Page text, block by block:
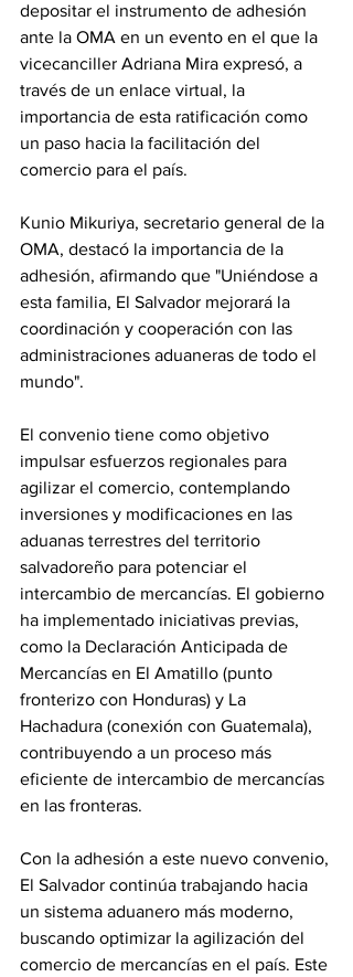
depositar el instrumento de adhesión
ante la OMA en un evento en el que la
vicecanciller Adriana Mira expresó, a
través de un enlace virtual, la
importancia de esta ratificación como
un paso hacia la facilitación del
comercio para el país.
Kunio Mikuriya, secretario general de la
OMA, destacó la importancia de la
adhesión, afirmando que "Uniéndose a
esta familia, El Salvador mejorará la
coordinación y cooperación con las
administraciones aduaneras de todo el
mundo".
El convenio tiene como objetivo
impulsar esfuerzos regionales para
agilizar el comercio, contemplando
inversiones y modificaciones en las
aduanas terrestres del territorio
salvadoreño para potenciar el
intercambio de mercancías. El gobierno
ha implementado iniciativas previas,
como la Declaración Anticipada de
Mercancías en El Amatillo (punto
fronterizo con Honduras) y La
Hachadura (conexión con Guatemala),
contribuyendo a un proceso más
eficiente de intercambio de mercancías
en las fronteras.
Con la adhesión a este nuevo convenio,
El Salvador continúa trabajando hacia
un sistema aduanero más moderno,
buscando optimizar la agilización del
comercio de mercancías en el país. Este